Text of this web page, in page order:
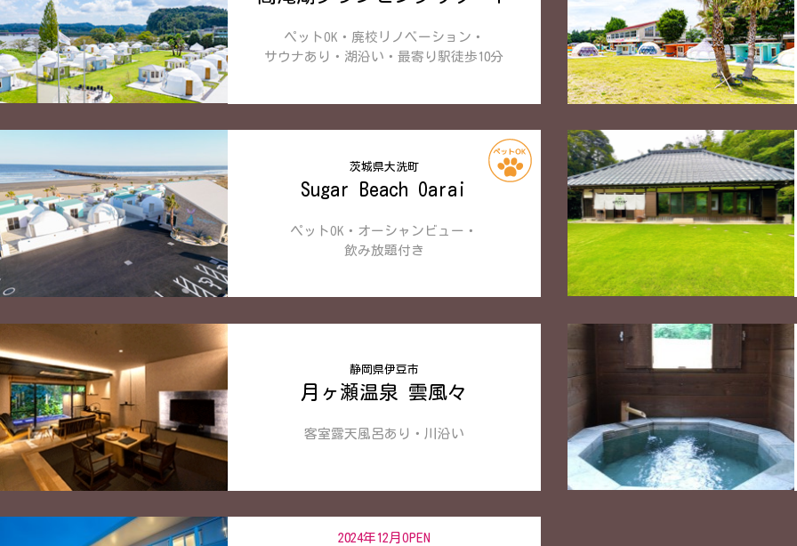
ペットOK・廃校リノベーション・
サウナあり・湖沿い・最寄り駅徒歩10分
茨城県大洗町
Sugar Beach Oarai
ペットOK・オーシャンビュー・
飲み放題付き
静岡県伊豆市
月ヶ瀬温泉 雲風々
客室露天風呂あり・川沿い
2024年12月OPEN